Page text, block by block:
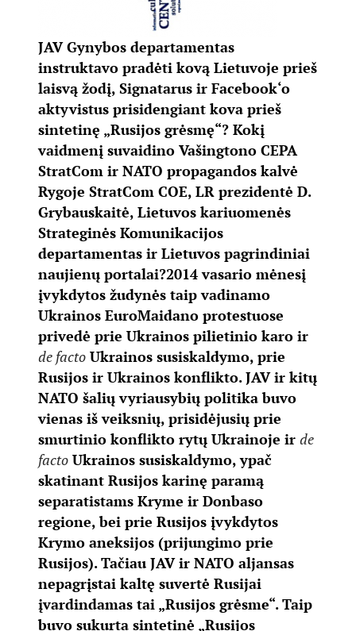
JAV Gynybos departamentas
instruktavo pradėti kovą Lietuvoje prieš
laisvą žodį, Signatarus ir Facebook‘o
aktyvistus prisidengiant kova prieš
sintetinę „Rusijos grėsmę“? Kokį
vaidmenį suvaidino Vašingtono CEPA
StratCom ir NATO propagandos kalvė
Rygoje StratCom COE, LR prezidentė D.
Grybauskaitė, Lietuvos kariuomenės
Strateginės Komunikacijos
departamentas ir Lietuvos pagrindiniai
naujienų portalai?2014 vasario mėnesį
įvykdytos žudynės taip vadinamo
Ukrainos EuroMaidano protestuose
privedė prie Ukrainos pilietinio karo ir
de facto Ukrainos susiskaldymo, prie
Rusijos ir Ukrainos konflikto. JAV ir kitų
NATO šalių vyriausybių politika buvo
vienas iš veiksnių, prisidėjusių prie
smurtinio konflikto rytų Ukrainoje ir de
facto Ukrainos susiskaldymo, ypač
skatinant Rusijos karinę paramą
separatistams Kryme ir Donbaso
regione, bei prie Rusijos įvykdytos
Krymo aneksijos (prijungimo prie
Rusijos). Tačiau JAV ir NATO aljansas
nepagrįstai kaltę suvertė Rusijai
įvardindamas tai „Rusijos grėsme“. Taip
buvo sukurta sintetinė „Rusijos